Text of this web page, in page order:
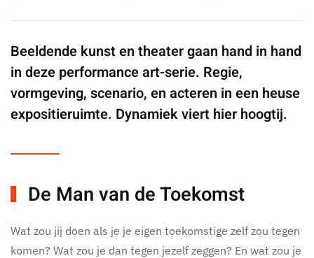
Beeldende kunst en theater gaan hand in hand
in deze performance art-serie. Regie,
vormgeving, scenario, en acteren in een heuse
expositieruimte. Dynamiek viert hier hoogtij.
De Man van de Toekomst
Wat zou jij doen als je je eigen toekomstige zelf zou tegen
komen? Wat zou je dan tegen jezelf zeggen? En wat zou je